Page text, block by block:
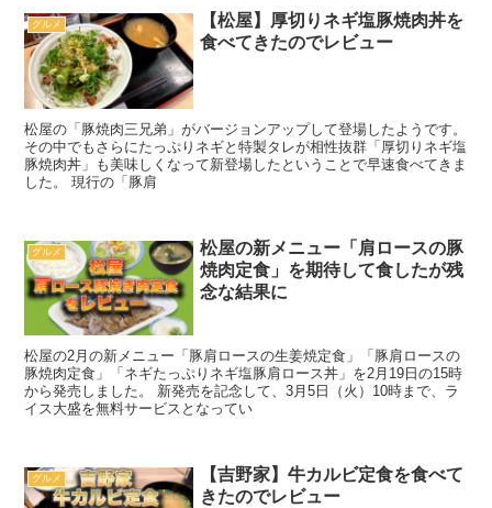
グルメ
【松屋】厚切りネギ塩豚焼肉丼を
食べてきたのでレビュー
松屋の「豚焼肉三兄弟」がバージョンアップして登場したようです。
その中でもさらにたっぷりネギと特製タレが相性抜群「厚切りネギ塩
豚焼肉丼」も美味しくなって新登場したということで早速食べてきま
した。 現行の「豚肩
グルメ
松屋の新メニュー「肩ロースの豚
焼肉定食」を期待して食したが残
念な結果に
松屋の2月の新メニュー「豚肩ロースの生姜焼定食」「豚肩ロースの
豚焼肉定食」「ネギたっぷりネギ塩豚肩ロース丼」を2月19日の15時
から発売しました。 新発売を記念して、3月5日（火）10時まで、ラ
イス大盛を無料サービスとなってい
グルメ
【吉野家】牛カルビ定食を食べて
きたのでレビュー